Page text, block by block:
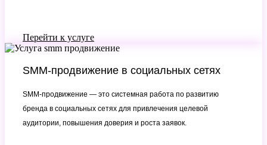
Перейти к услуге
SMM-продвижение в социальных сетях
SMM-продвижение — это системная работа по развитию
бренда в социальных сетях для привлечения целевой
аудитории, повышения доверия и роста заявок.